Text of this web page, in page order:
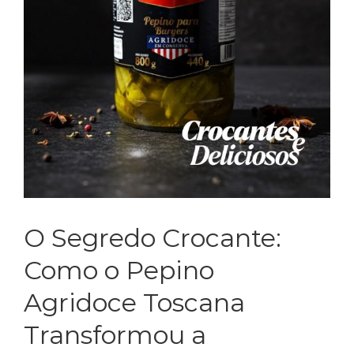
O Segredo Crocante:
Como o Pepino
Agridoce Toscana
Transformou a